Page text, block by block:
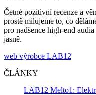
Četné pozitivní recenze a
prostě milujeme to, co
pro nadšence high-end
jasně.
web výrobce LAB12
ČLÁNKY
LAB12 Melto1: